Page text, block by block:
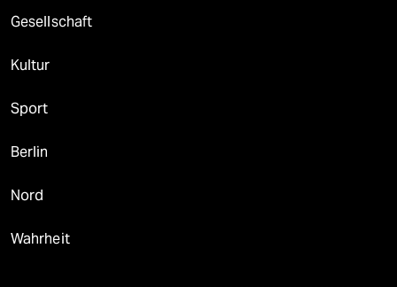
Gesellschaft
Kultur
Sport
Berlin
Nord
Wahrheit